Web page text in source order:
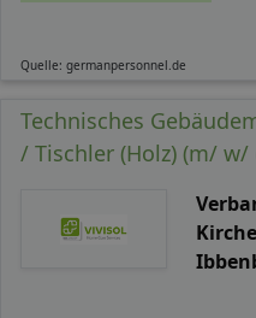
Quelle: germanpersonnel.de
Technisches
/ Tischler (Holz) (m/